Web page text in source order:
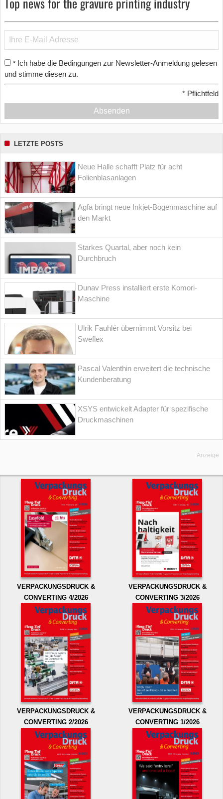
* Ich habe die Bedingungen zur Newsletter-Anmeldung gelesen
und stimme diesen zu.
* Pflichtfeld
Absenden
LETZTE POSTS
Neue Halle schafft Platz für acht
Folienblasanlagen
Agfa bringt neue Inkjet-Bogenmaschine auf
den Markt
Starkes Quartal, aber noch kein
Durchbruch
Dunav Press installiert erste Komori-
Maschine
Ulrik Fauhlér übernimmt Vorsitz bei
Sweflex
Pascal Valenthin erweitert die technische
Kundenberatung
XSYS entwickelt Adapter für spezifische
Druckmaschinen
Anzeige
VERPACKUNGSDRUCK &
CONVERTING 4/2026
VERPACKUNGSDRUCK &
CONVERTING 3/2026
VERPACKUNGSDRUCK &
CONVERTING 2/2026
VERPACKUNGSDRUCK &
CONVERTING 1/2026